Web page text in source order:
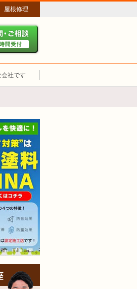
屋根修理
方は、お電話でのご相談も大歓迎！匿名での
休、土日祝も営業しています。
会社です